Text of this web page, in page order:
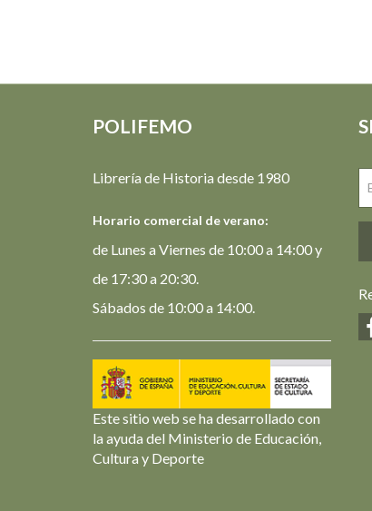
POLIFEMO
Librería de Historia desde 1980
Horario comercial de verano:
de Lunes a Viernes de 10:00 a 14:00 y
de 17:30 a 20:30.
Sábados de 10:00 a 14:00.
Este sitio web se ha desarrollado con
la ayuda del Ministerio de Educación,
Cultura y Deporte